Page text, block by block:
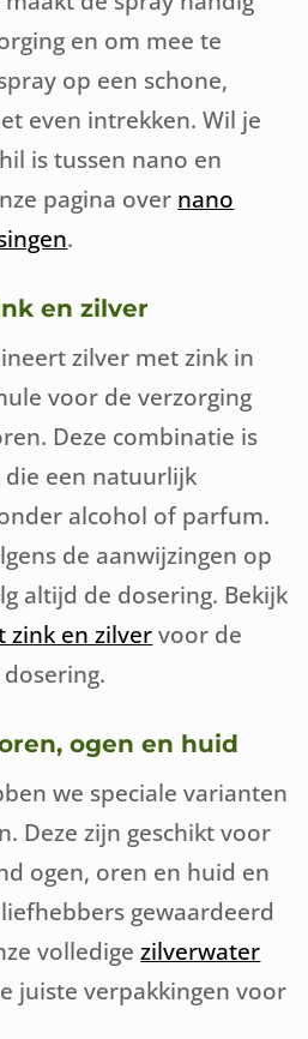
en om mee te
op een schone,
even intrekken. Wil je
is tussen nano en
pagina over nano
.
en zilver
zilver met zink in
voor de verzorging
Deze combinatie is
een natuurlijk
alcohol of parfum.
de aanwijzingen op
altijd de dosering. Bekijk
zink en zilver voor de
ogen en huid
we speciale varianten
Deze zijn geschikt voor
ogen, oren en huid en
gewaardeerd
volledigezilverwater
juiste verpakkingen voor